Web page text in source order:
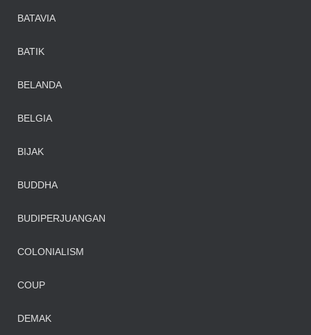
BATAVIA
BATIK
BELANDA
BELGIA
BIJAK
BUDDHA
BUDIPERJUANGAN
COLONIALISM
COUP
DEMAK